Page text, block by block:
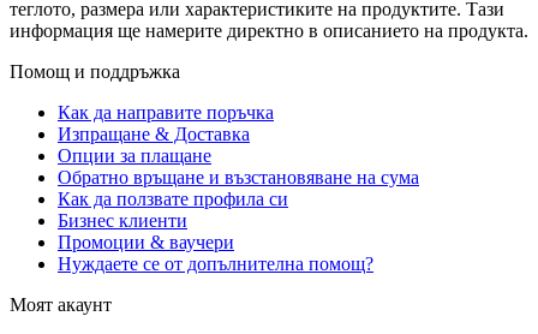
теглото, размера или характеристиките на продуктите. Тази
информация ще намерите директно в описанието на продукта.
Помощ и поддръжка
Как да направите поръчка
Изпращане & Доставка
Опции за плащане
Обратно връщане и възстановяване на сума
Как да ползвате профила си
Бизнес клиенти
Промоции & ваучери
Нуждаете се от допълнителна помощ?
Моят акаунт